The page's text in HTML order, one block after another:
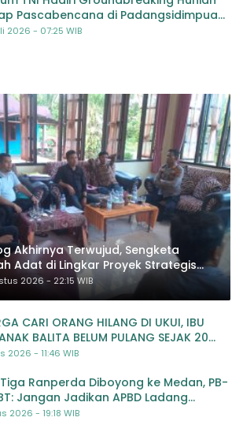
Pascabencana di Padangsidimpuan,
Baru bagi Penyintas
2026 - 07:25 WIB
Akhirnya Terwujud, Sengketa
Adat di Lingkar Proyek Strategis
Memasuki Babak Baru
2026 - 22:15 WIB
CARI ORANG HILANG DI UKUI, IBU
BALITA BELUM PULANG SEJAK 20
2026 - 11:46 WIB
Ranperda Diboyong ke Medan, PB-
Jangan Jadikan APBD Ladang
yang Tak Perlu
2026 - 19:18 WIB